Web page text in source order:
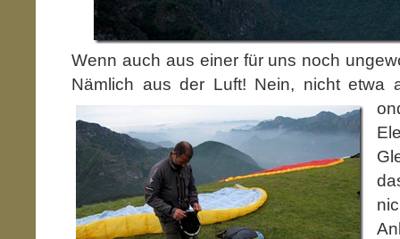
Wenn auch aus einer für uns noch
Nämlich aus der Luft! Nein, nicht etwa